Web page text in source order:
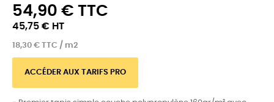
54,90 € TTC
45,75 € HT
18,30 € TTC / m2
ACCÉDER AUX TARIFS PRO